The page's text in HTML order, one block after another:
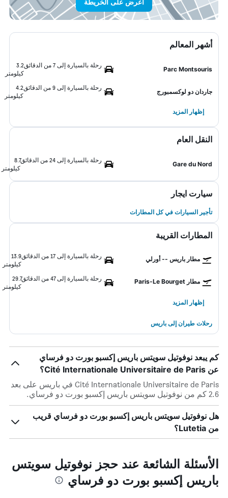
أشهر المعالم
Parc Montsouris
رحلة بالسيارة إلى 7 من الدقائق
3.2
كيلومتر
جاردان دو لوكسمبورج
رحلة بالسيارة إلى 9 من الدقائق
4.2
كيلومتر
إظهار المزيد
النقل العام
Gare du Nord
رحلة بالسيارة إلى 24 من الدقائق
8.7
كيلومتر
سيارت ايجار
تأجير السيارات في كل المطارات
المطارات القريبة
مطار باريس -- أورلي رحلة بالسيارة إلى 17 من الدقائق
13.9
كيلومتر
مطار Paris-Le Bourget رحلة بالسيارة إلى 47 من الدقائق
29.7
كيلومتر
إظهار المزيد
رحلات طيران إلى باريس
كم يبعد نوفوتيل سويتس باريس إكسبو بورت دو فرساي
عن Cité Internationale Universitaire de Paris؟
Cité Internationale Universitaire de Paris في باريس على بعد
2.6 كم من نوفوتيل سويتس باريس إكسبو بورت دو فرساي.
هل نوفوتيل سويتس باريس إكسبو بورت دو فرساي قريب
من Lutetia؟
الأسئلة الشائعة عند حجز نوفوتيل سويتس
باريس إكسبو بورت دو فرساي